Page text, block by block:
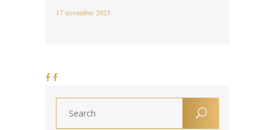
17 novembre 2025